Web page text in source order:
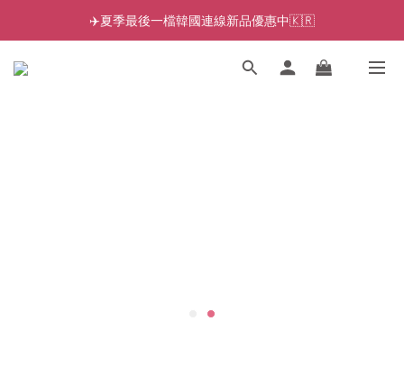
✈️夏季最後一檔韓國連線新品優惠中🇰🇷